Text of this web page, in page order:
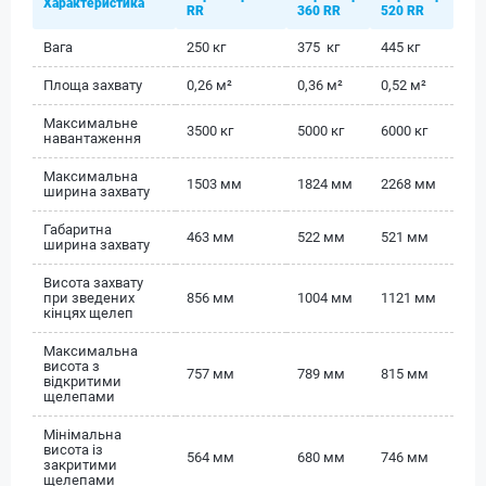
Характеристика
RR
360 RR
520 RR
Вага 250 кг 375 кг 445 кг
Площа захвату 0,26 м² 0,36 м² 0,52 м²
Максимальне
навантаження
3500 кг 5000 кг 6000 кг
Максимальна
ширина захвату
1503 мм 1824 мм 2268 мм
Габаритна
ширина захвату
463 мм 522 мм 521 мм
Висота захвату
при зведених
кінцях щелеп
856 мм 1004 мм 1121 мм
Максимальна
висота з
відкритими
щелепами
757 мм 789 мм 815 мм
Мінімальна
висота із
закритими
щелепами
564 мм 680 мм 746 мм